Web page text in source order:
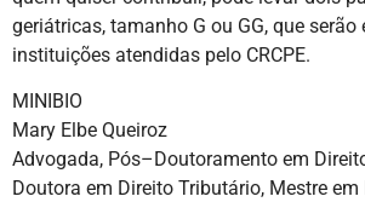
geriátricas, tamanho G ou GG, que serão
instituições atendidas pelo CRCPE.
MINIBIO
Mary Elbe Queiroz
Advogada, Pós–Doutoramento em
Doutora em Direito Tributário, Mestre